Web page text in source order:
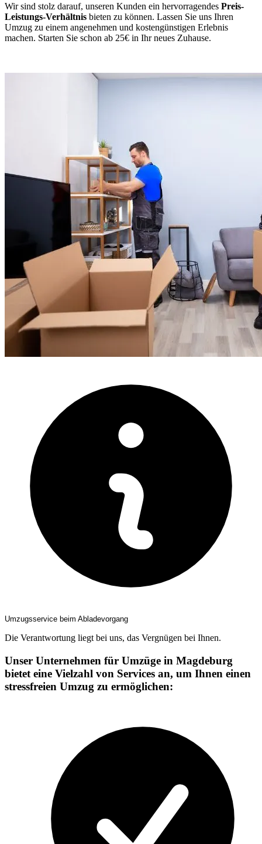
Wir sind stolz darauf, unseren Kunden ein hervorragendes Preis-
Leistungs-Verhältnis bieten zu können. Lassen Sie uns Ihren
Umzug zu einem angenehmen und kostengünstigen Erlebnis
machen. Starten Sie schon ab 25€ in Ihr neues Zuhause.
Umzugsservice beim Abladevorgang
Die Verantwortung liegt bei uns, das Vergnügen bei Ihnen.
Unser Unternehmen für Umzüge in Magdeburg
bietet eine Vielzahl von Services an, um Ihnen einen
stressfreien Umzug zu ermöglichen: